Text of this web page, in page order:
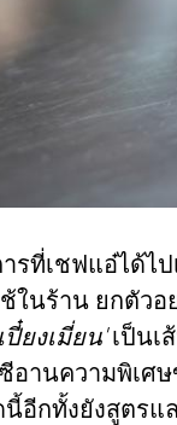
รที่เชฟแอ๋ได้ไป
นร้าน ยกตัวอ
ปี๋ยงเมี่ยน'เป็นเ
อานความพิเศ
นี้อีกทั้งยังสูตร